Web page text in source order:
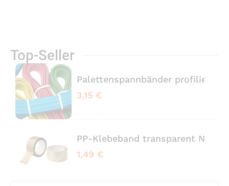
Top-Seller
Palettenspannbänder profiliert
3,15 €
PP-Klebeband transparent No
1,49 €